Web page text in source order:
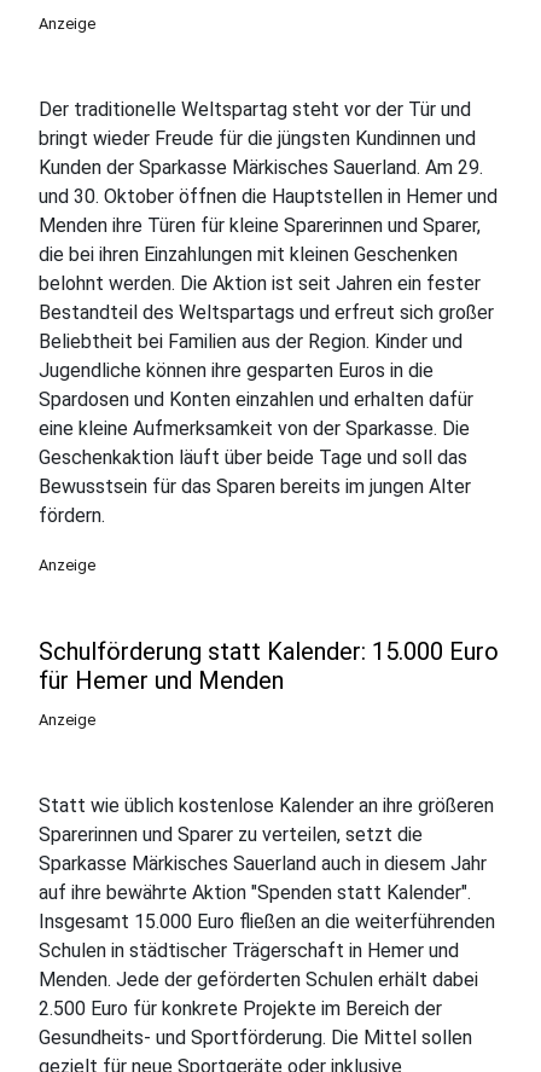
Anzeige
Der traditionelle Weltspartag steht vor der Tür und
bringt wieder Freude für die jüngsten Kundinnen und
Kunden der Sparkasse Märkisches Sauerland. Am 29.
und 30. Oktober öffnen die Hauptstellen in Hemer und
Menden ihre Türen für kleine Sparerinnen und Sparer,
die bei ihren Einzahlungen mit kleinen Geschenken
belohnt werden. Die Aktion ist seit Jahren ein fester
Bestandteil des Weltspartags und erfreut sich großer
Beliebtheit bei Familien aus der Region. Kinder und
Jugendliche können ihre gesparten Euros in die
Spardosen und Konten einzahlen und erhalten dafür
eine kleine Aufmerksamkeit von der Sparkasse. Die
Geschenkaktion läuft über beide Tage und soll das
Bewusstsein für das Sparen bereits im jungen Alter
fördern.
Anzeige
Schulförderung statt Kalender: 15.000 Euro
für Hemer und Menden
Anzeige
Statt wie üblich kostenlose Kalender an ihre größeren
Sparerinnen und Sparer zu verteilen, setzt die
Sparkasse Märkisches Sauerland auch in diesem Jahr
auf ihre bewährte Aktion "Spenden statt Kalender".
Insgesamt 15.000 Euro fließen an die weiterführenden
Schulen in städtischer Trägerschaft in Hemer und
Menden. Jede der geförderten Schulen erhält dabei
2.500 Euro für konkrete Projekte im Bereich der
Gesundheits- und Sportförderung. Die Mittel sollen
gezielt für neue Sportgeräte oder inklusive